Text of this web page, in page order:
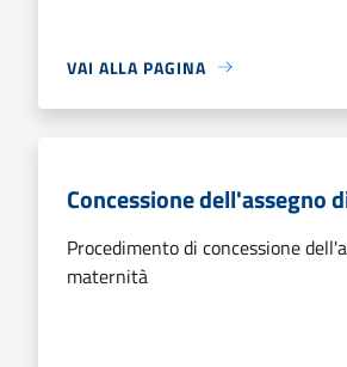
VAI ALLA PAGINA
Concessione dell'assegno
Procedimento di concessione
maternità